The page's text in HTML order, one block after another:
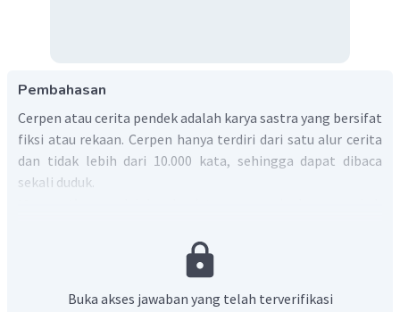
Pembahasan
Cerpen atau cerita pendek adalah karya sastra yang bersifat
fiksi atau rekaan. Cerpen hanya terdiri dari satu alur cerita
dan tidak lebih dari 10.000 kata, sehingga dapat dibaca
sekali duduk.
struktur penyajian, isi, dan bahasa (struktur kalimat, diksi,
ejaan). Menyunting berfungsi mengurangi kesalahan yang
Buka akses jawaban yang telah terverifikasi